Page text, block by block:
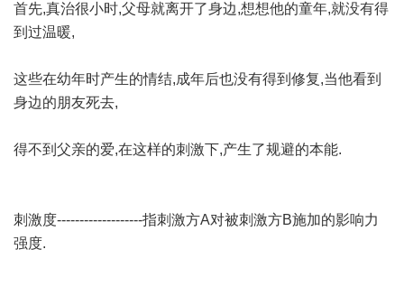
首先,真治很小时,父母就离开了身边,想想他的童年,就没有得
到过温暖,
这些在幼年时产生的情结,成年后也没有得到修复,当他看到
身边的朋友死去,
得不到父亲的爱,在这样的刺激下,产生了规避的本能.
刺激度-------------------指刺激方A对被刺激方B施加的影响力
强度.